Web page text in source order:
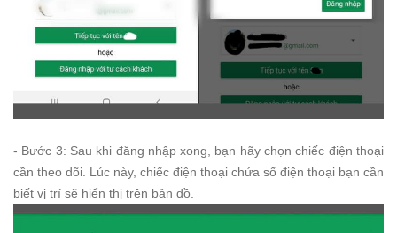
- Bước 3: Sau khi đăng nhập xong, bạn hãy chọn chiếc điện thoại
cần theo dõi. Lúc này, chiếc điện thoại chứa số điện thoại bạn cần
biết vị trí sẽ hiển thị trên bản đồ.